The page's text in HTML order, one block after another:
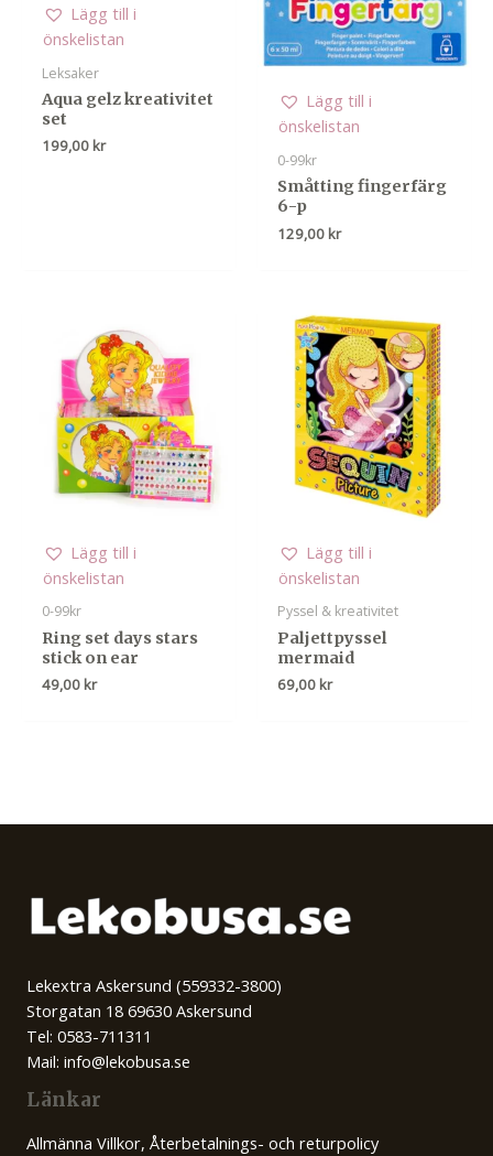
Lägg till i
önskelistan
Leksaker
Aqua gelz kreativitet
set
199,00 kr
Lägg till i
önskelistan
0-99kr
Småtting fingerfärg
6-p
129,00 kr
Lägg till i
önskelistan
0-99kr
Ring set days stars
stick on ear
49,00 kr
Lägg till i
önskelistan
Pyssel & kreativitet
Paljettpyssel
mermaid
69,00 kr
Lekextra Askersund (559332-3800)
Storgatan 18 69630 Askersund
Tel: 0583-711311
Mail: info@lekobusa.se
Länkar
Allmänna Villkor, Återbetalnings- och returpolicy